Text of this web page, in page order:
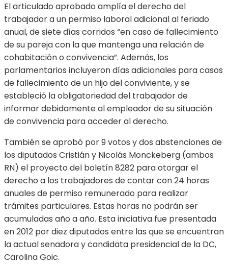
El articulado aprobado amplía el derecho del
trabajador a un permiso laboral adicional al feriado
anual, de siete días corridos “en caso de fallecimiento
de su pareja con la que mantenga una relación de
cohabitación o convivencia”. Además, los
parlamentarios incluyeron días adicionales para casos
de fallecimiento de un hijo del conviviente, y se
estableció la obligatoriedad del trabajador de
informar debidamente al empleador de su situación
de convivencia para acceder al derecho.
También se aprobó por 9 votos y dos abstenciones de
los diputados Cristián y Nicolás Monckeberg (ambos
RN) el proyecto del boletín 8282 para otorgar el
derecho a los trabajadores de contar con 24 horas
anuales de permiso remunerado para realizar
trámites particulares. Estas horas no podrán ser
acumuladas año a año. Esta iniciativa fue presentada
en 2012 por diez diputados entre las que se encuentran
la actual senadora y candidata presidencial de la DC,
Carolina Goic.